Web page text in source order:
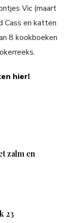
Vic (maart
Cass en katten
8 kookboeken
hier!
zalm en
23